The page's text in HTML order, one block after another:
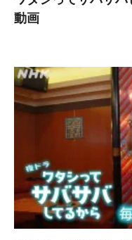
動画